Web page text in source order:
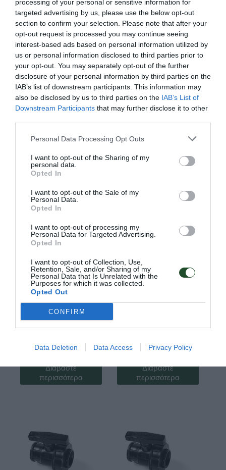
processing of your personal or sensitive information for
targeted advertising by us, please use the below opt-out
section to confirm your selection. Please note that after your
opt-out request is processed you may continue seeing
interest-based ads based on personal information utilized by
us or personal information disclosed to third parties prior to
your opt-out. You may separately opt-out of the further
disclosure of your personal information by third parties on the
IAB’s list of downstream participants. This information may
also be disclosed by us to third parties on the IAB’s List of
Downstream Participants that may further disclose it to other
Personal Data Processing Opt Outs
I want to opt-out of the Sharing of my
personal data.
Opted In
I want to opt-out of the Sale of my
Personal Data.
Opted In
I want to opt-out of processing my
Personal Data for Targeted Advertising.
Opted In
I want to opt-out of Collection, Use,
Retention, Sale, and/or Sharing of my
Personal Data that Is Unrelated with the
Purposes for which it was collected.
Opted Out
CONFIRM
Data Deletion Data Access Privacy Policy
περισσότερα περισσότερα
Κωδ:01.0137
ΒΑΝΝΑ ΠΛΑΣΤΙΚΗ
11/2 Θ-Θ
περισσότερα
Κωδ:01.2109
ΒΑΝΝΑ ΠΛΑΣΤΙΚΗ
11/4 Α-Θ
περισσότερα
Κωδ:01.2108
ΒΑΝΝΑ ΠΛΑΣΤΙΚΗ
11/4 Θ-Θ
Διαβάστε
περισσότερα
ΒΑΝΝΑ ΠΛΑΣΤΙΚΗ
2 Α-Θ
Διαβάστε
περισσότερα